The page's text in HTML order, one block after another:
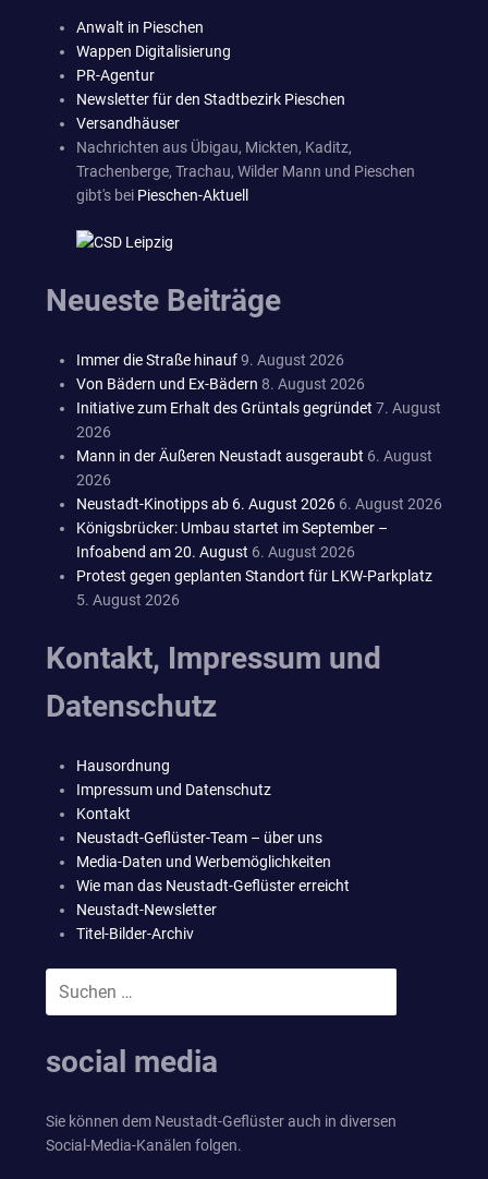
Anwalt in Pieschen
Wappen Digitalisierung
PR-Agentur
Newsletter für den Stadtbezirk Pieschen
Versandhäuser
Nachrichten aus Übigau, Mickten, Kaditz,
Trachenberge, Trachau, Wilder Mann und Pieschen
gibt's bei Pieschen-Aktuell
Neueste Beiträge
Immer die Straße hinauf9. August 2026
Von Bädern und Ex-Bädern 8. August 2026
Initiative zum Erhalt des Grüntals gegründet 7. August
2026
Mann in der Äußeren Neustadt ausgeraubt 6. August
2026
Neustadt-Kinotipps ab 6. August 2026 6. August 2026
Königsbrücker: Umbau startet im September –
Infoabend am 20. August 6. August 2026
Protest gegen geplanten Standort für LKW-Parkplatz
5. August 2026
Kontakt, Impressum und
Datenschutz
Hausordnung
Impressum und Datenschutz
Kontakt
Neustadt-Geflüster-Team – über uns
Media-Daten und Werbemöglichkeiten
Wie man das Neustadt-Geflüster erreicht
Neustadt-Newsletter
Titel-Bilder-Archiv
social media
Sie können dem Neustadt-Geflüster auch in diversen
Social-Media-Kanälen folgen.